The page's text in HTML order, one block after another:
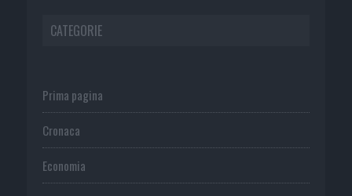
CATEGORIE
Prima pagina
Cronaca
Economia